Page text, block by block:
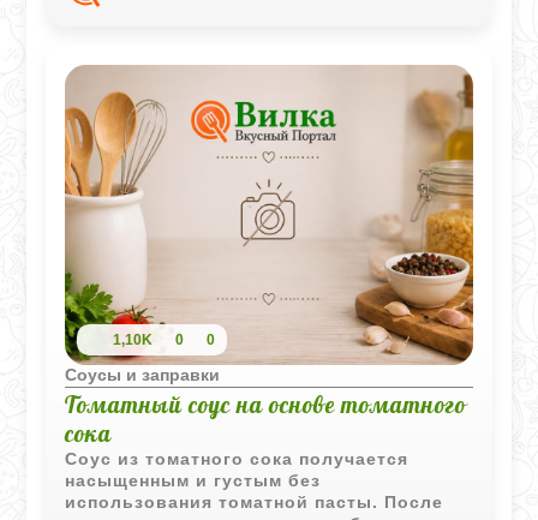
1,10K 0 0
Соусы и заправки
Томатный соус на основе томатного
сока
Соус из томатного сока получается
насыщенным и густым без
использования томатной пасты. После